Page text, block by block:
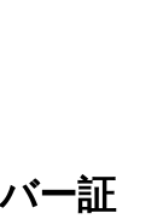
ー証